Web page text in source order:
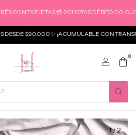
TARJETAS 💳 3 CUOTAS DÉBITO GO CUOTAS
$90.000 ✨ ¡ACUMULABLE CON
0
1/2